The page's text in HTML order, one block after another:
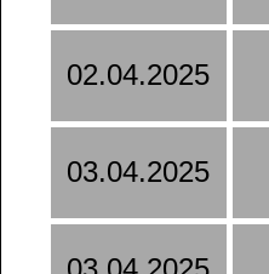
02.04.2025
03.04.2025